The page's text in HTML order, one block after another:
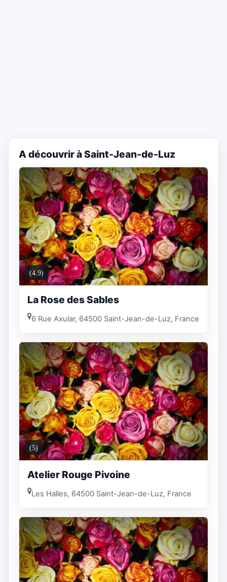
A découvrir à Saint-Jean-de-Luz
(4.9)
La Rose des Sables
6 Rue Axular, 64500 Saint-Jean-de-Luz, France
(5)
Atelier Rouge Pivoine
Les Halles, 64500 Saint-Jean-de-Luz, France